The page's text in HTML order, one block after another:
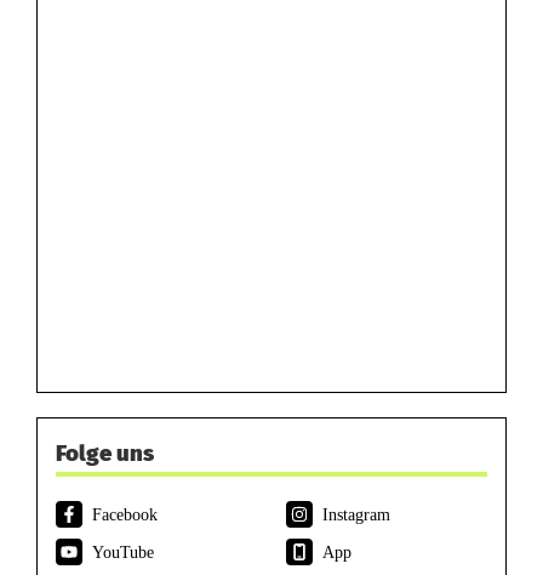
Folge uns
Facebook
Instagram
YouTube
App